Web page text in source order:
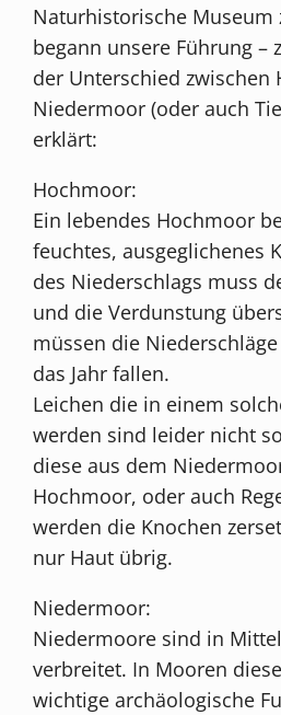
Naturhistorische Museum
begann unsere Führung –
der Unterschied zwischen
Niedermoor (oder auch
erklärt:
Hochmoor:
Ein lebendes Hochmoor
feuchtes, ausgeglichenes
des Niederschlags muss
und die Verdunstung
müssen die
das Jahr fallen.
Leichen die in einem
werden sind leider nicht
diese aus dem
Hochmoor, oder auch
werden die Knochen
nur Haut übrig.
Niedermoor:
Niedermoore sind in
verbreitet. In Mooren
wichtige archäologische